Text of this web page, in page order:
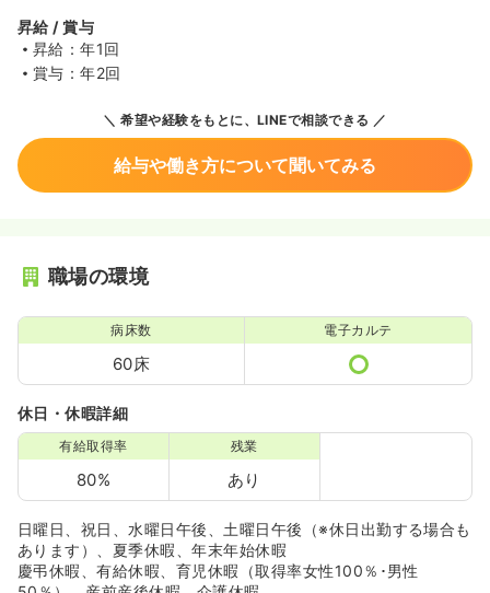
昇給 / 賞与
昇給：年1回
賞与：年2回
希望や経験をもとに、LINEで相談できる
給与や働き方について聞いてみる
職場の環境
病床数
60床
電子カルテ
休日・休暇詳細
有給取得率
80%
残業
あり
日曜日、祝日、水曜日午後、土曜日午後（※休日出勤する場合も
あります）、夏季休暇、年末年始休暇
慶弔休暇、有給休暇、育児休暇（取得率女性100％･男性